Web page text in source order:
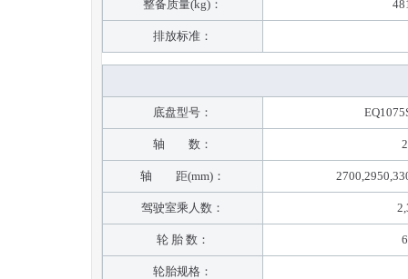
整备质量(kg)：
排放标准：
底盘型号：
轴 数： 2
轴 距(mm)：
驾驶室乘人数：
轮 胎 数： 6
轮胎规格：